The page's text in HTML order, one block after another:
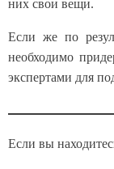
них свои вещи.
Если же по
необходимо
экспертами для
Если вы